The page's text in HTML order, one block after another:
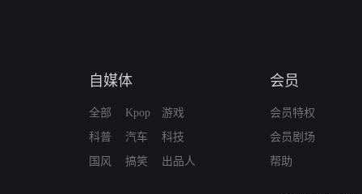
自媒体
全部
科普
国风
Kpop
汽车
搞笑
游戏
科技
出品人
会员
会员特权
会员剧场
帮助